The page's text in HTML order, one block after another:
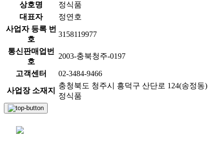
상호명
정식품
대표자
정연호
사업자 등록 번
호
3158119977
통신판매업번
호
2003-충북청주-0197
고객센터 02-3484-9466
사업장 소재지
충청북도 청주시 흥덕구 산단로 124(송정동)
정식품